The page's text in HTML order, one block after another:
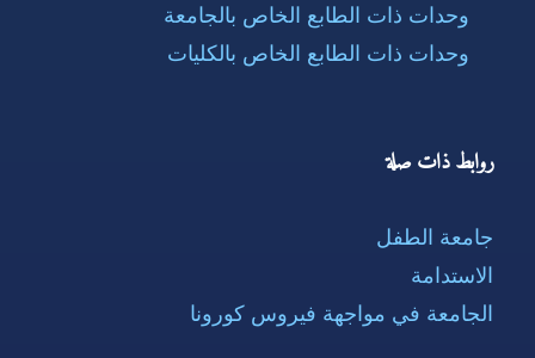
وحدات ذات الطابع الخاص بالجامعة
وحدات ذات الطابع الخاص بالكليات
روابط ذات صلة
جامعة الطفل
الاستدامة
الجامعة في مواجهة فيروس كورونا